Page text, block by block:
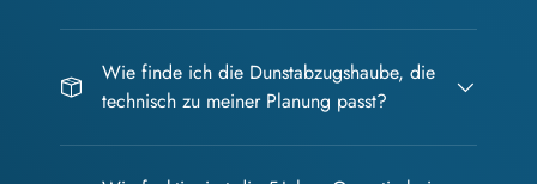
Wie finde ich die Dunstabzugshaube, die
technisch zu meiner Planung passt?